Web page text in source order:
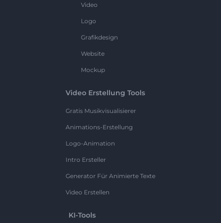
Video
Logo
Grafikdesign
Website
Mockup
Video Erstellung Tools
Gratis Musikvisualisierer
Animations-Erstellung
Logo-Animation
Intro Ersteller
Generator Für Animierte Texte
Video Erstellen
KI-Tools